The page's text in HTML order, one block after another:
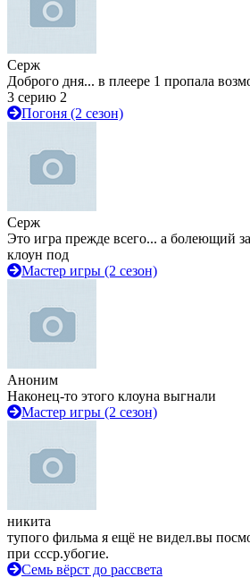
Серж
Доброго дня... в плеере 1 пропала
3 серию 2
Погоня (2 сезон)
Серж
Это игра прежде всего... а болеющий
клоун под
Мастер игры (2 сезон)
Аноним
Наконец-то этого клоуна выгнали
Мастер игры (2 сезон)
никита
тупого фильма я ещё не видел.вы
при ссср.убогие.
Семь вёрст до рассвета